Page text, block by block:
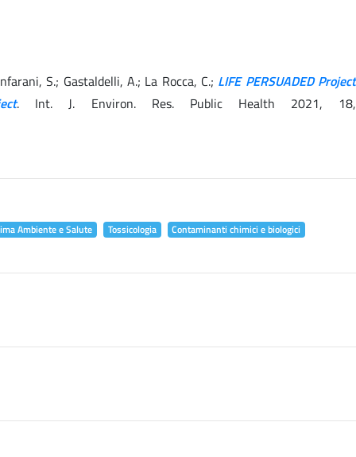
S.; Gastaldelli, A.; La Rocca, C.; LIFE PERSUADED Project
. Int. J. Environ. Res. Public Health 2021, 18,
Ambiente e Salute Tossicologia Contaminanti chimici e biologici